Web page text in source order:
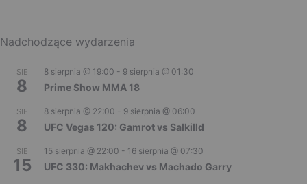
Nadchodzące wydarzenia
SIE
8
8 sierpnia @ 19:00 - 9 sierpnia @ 01:30
Prime Show MMA 18
SIE
8
8 sierpnia @ 22:00 - 9 sierpnia @ 06:00
UFC Vegas 120: Gamrot vs Salkilld
SIE
15
15 sierpnia @ 22:00 - 16 sierpnia @ 07:30
UFC 330: Makhachev vs Machado Garry